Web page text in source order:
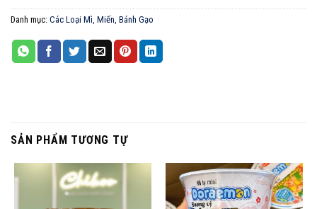
Danh mục: Các Loại Mì, Miến, Bánh Gạo
SẢN PHẨM TƯƠNG TỰ